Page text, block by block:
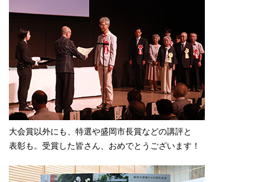
大会賞以外にも、特選や盛岡市長賞などの講評と
表彰も。受賞した皆さん、おめでとうございます！